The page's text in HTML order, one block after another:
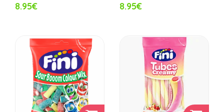
8.95€ 8.95€